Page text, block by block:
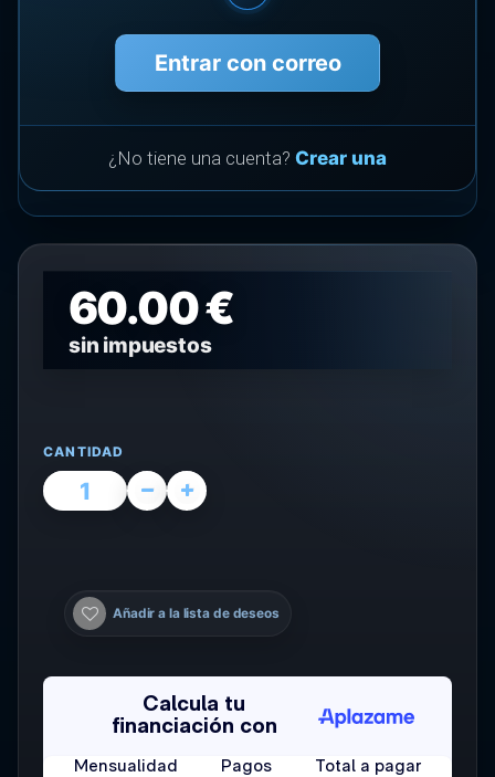
Entrar con correo
¿No tiene una cuenta? Crear una
60.00 €
sin impuestos
CANTIDAD
Añadir a la lista de deseos